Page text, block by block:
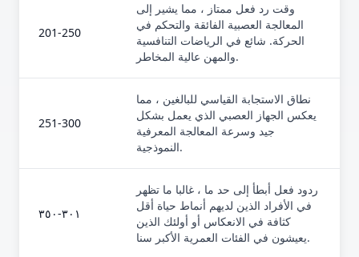
201-250
وقت رد فعل ممتاز ، مما يشير إلى
المعالجة العصبية الفائقة والتحكم في
الحركة. شائع في الرياضات التنافسية
والمهن عالية المخاطر.
251-300
نطاق الاستجابة القياسي للبالغين ، مما
يعكس الجهاز العصبي الذي يعمل بشكل
جيد وسرعة المعالجة المعرفية
النموذجية.
٣٠١-٣٥٠
ردود فعل أبطأ إلى حد ما ، غالبا ما تظهر
في الأفراد الذين لديهم أنماط حياة أقل
كثافة في الانعكاس أو أولئك الذين
يعيشون في الفئات العمرية الأكبر سنا.